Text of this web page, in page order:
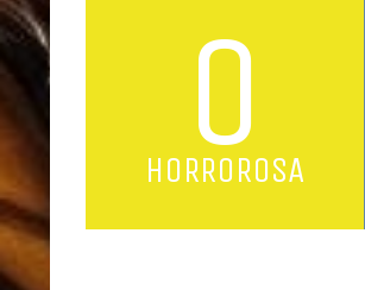
0
HORROROSA